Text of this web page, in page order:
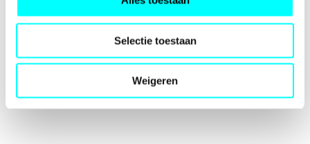
Selectie toestaan
Weigeren